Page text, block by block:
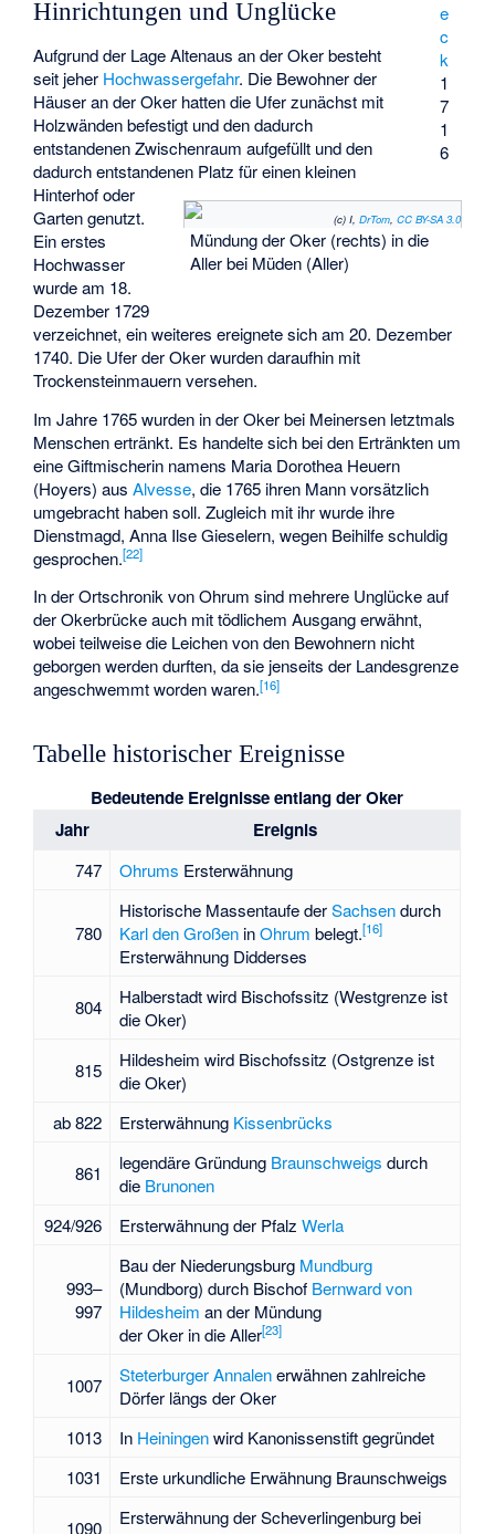
e
c
k
1
7
1
6
(c) I, DrTom, CC BY-SA 3.0
Mündung der Oker (rechts) in die
Aller bei Müden (Aller)
Hinrichtungen und Unglücke
Aufgrund der Lage Altenaus an der Oker besteht
seit jeher Hochwassergefahr. Die Bewohner der
Häuser an der Oker hatten die Ufer zunächst mit
Holzwänden befestigt und den dadurch
entstandenen Zwischenraum aufgefüllt und den
dadurch entstandenen Platz für einen kleinen
Hinterhof oder
Garten genutzt.
Ein erstes
Hochwasser
wurde am 18.
Dezember 1729
verzeichnet, ein weiteres ereignete sich am 20. Dezember
1740. Die Ufer der Oker wurden daraufhin mit
Trockensteinmauern versehen.
Im Jahre 1765 wurden in der Oker bei Meinersen letztmals
Menschen ertränkt. Es handelte sich bei den Ertränkten um
eine Giftmischerin namens Maria Dorothea Heuern
(Hoyers) ausAlvesse, die 1765 ihren Mann vorsätzlich
umgebracht haben soll. Zugleich mit ihr wurde ihre
Dienstmagd, Anna Ilse Gieselern, wegen Beihilfe schuldig
gesprochen.[22]
In der Ortschronik von Ohrum sind mehrere Unglücke auf
der Okerbrücke auch mit tödlichem Ausgang erwähnt,
wobei teilweise die Leichen von den Bewohnern nicht
geborgen werden durften, da sie jenseits der Landesgrenze
angeschwemmt worden waren.[16]
Tabelle historischer Ereignisse
Bedeutende Ereignisse entlang der Oker
Jahr
Ereignis
747 Ohrums Ersterwähnung
780
Historische Massentaufe derSachsendurch
Karl den GroßeninOhrum belegt.[16]
Ersterwähnung Didderses
804
Halberstadt wird Bischofssitz (Westgrenze ist
die Oker)
815
Hildesheim wird Bischofssitz (Ostgrenze ist
die Oker)
ab 822
Ersterwähnung Kissenbrücks
861 legendäre Gründung Braunschweigs durch
die Brunonen
924/926
Ersterwähnung der Pfalz Werla
993–
997
Bau der Niederungsburg Mundburg
(Mundborg) durch Bischof Bernward von
Hildesheim an der Mündung
der Oker in die Aller[23]
1007 Steterburger Annalenerwähnen zahlreiche
Dörfer längs der Oker
1013
In Heiningenwird Kanonissenstift gegründet
1031
Erste urkundliche Erwähnung Braunschweigs
1090 Ersterwähnung derScheverlingenburgbei